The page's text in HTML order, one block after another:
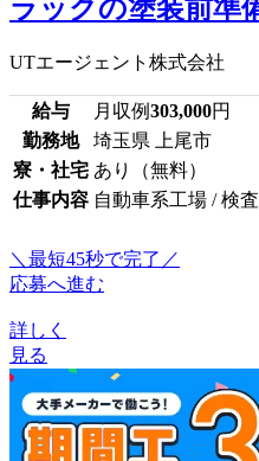
ラックの塗装前準
UTエージェント株式会社
給与 月収例303,000円
勤務地
埼玉県 上尾市
寮・社宅 あり（無料）
仕事内容 自動車系工場 / 検
＼最短45秒で完了／
応募へ進む
詳しく
見る